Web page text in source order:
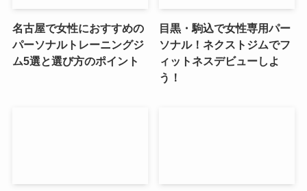
名古屋で女性におすすめの
パーソナルトレーニングジ
ム5選と選び方のポイント
目黒・駒込で女性専用パー
ソナル！ネクストジムでフ
ィットネスデビューしよ
う！